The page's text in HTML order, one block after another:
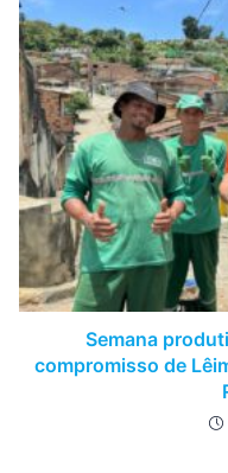
Semana
compromisso de